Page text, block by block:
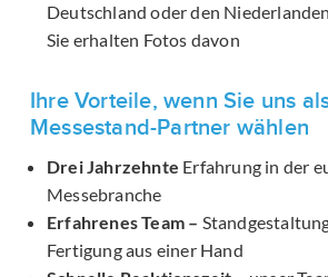
Deutschland oder den
Sie erhalten Fotos davon
Ihre Vorteile, wenn Sie uns
Messestand-Partner wählen
Drei Jahrzehnte Erfahrung in der
Messebranche
Erfahrenes Team –
Fertigung aus einer Hand